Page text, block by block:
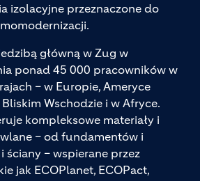
izolacyjne przeznaczone do
główną w Zug w
ponad 45 000 pracowników w
– w Europie, Ameryce
Wschodzie i w Afryce.
kompleksowe materiały i
– od fundamentów i
ściany – wspierane przez
jak ECOPlanet, ECOPact,